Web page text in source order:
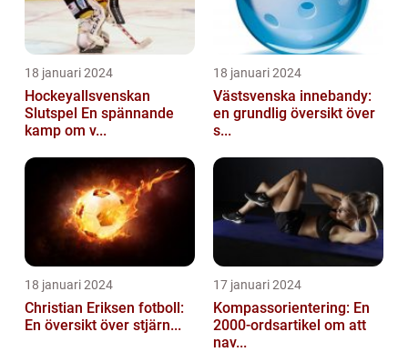
18 januari 2024
Hockeyallsvenskan
Slutspel En spännande
kamp om v...
18 januari 2024
Västsvenska innebandy:
en grundlig översikt över
s...
18 januari 2024
Christian Eriksen fotboll:
En översikt över stjärn...
17 januari 2024
Kompassorientering: En
2000-ordsartikel om att
nav...